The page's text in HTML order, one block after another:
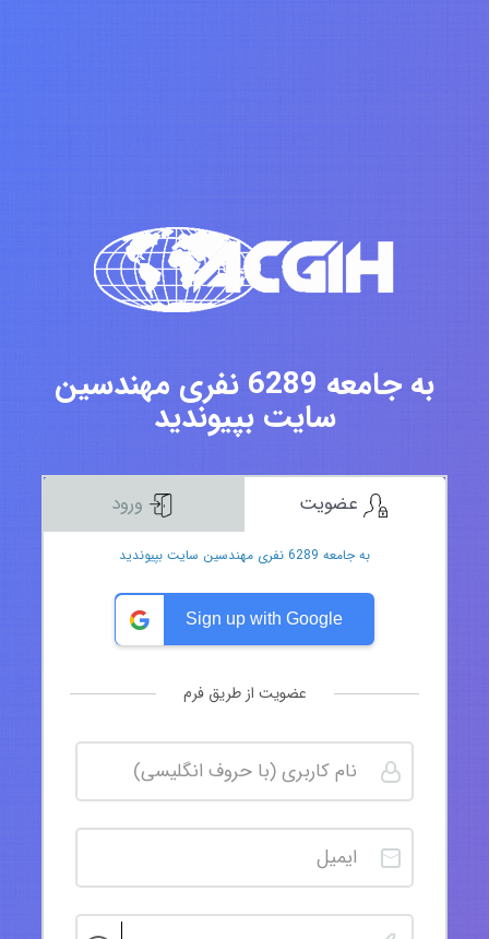
به جامعه 6289 نفری مهندسین
سایت بپیوندید
به جامعه 6289 نفری مهندسین سایت بپیوندید
Sign up with Google
عضویت از طریق فرم